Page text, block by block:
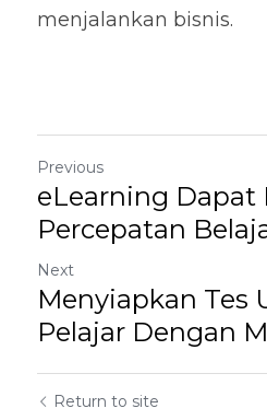
menjalankan bisnis.
Previous
eLearning Dapat
Percepatan
Next
Menyiapkan Tes
Pelajar Dengan
Return to site